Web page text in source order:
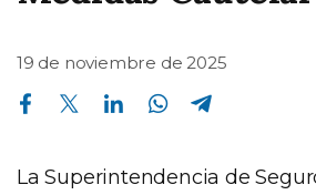
19 de noviembre de 2025
Compartir en Facebook Compartir en Twitter Compartir en Linkedin Compartir en Whatsapp
La Superintendencia de